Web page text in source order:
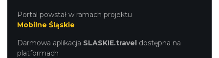
Portal powstał w ramach projektu
Mobilne Śląskie
Darmowa aplikacja SLASKIE.travel dostępna na
platformach